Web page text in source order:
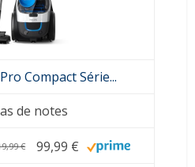
Compact Série...
de notes
€ 99,99 €